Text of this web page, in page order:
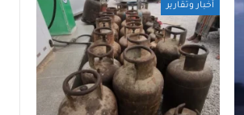
أخبار وتقارير